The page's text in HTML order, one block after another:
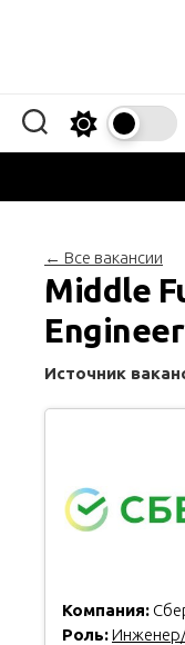
← Все вакансии
Middle
Источник
Компания:
Роль:Инженер/